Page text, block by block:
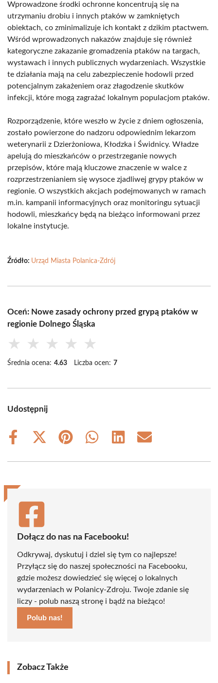
Wprowadzone środki ochronne koncentrują się na
utrzymaniu drobiu i innych ptaków w zamkniętych
obiektach, co zminimalizuje ich kontakt z dzikim ptactwem.
Wśród wprowadzonych nakazów znajduje się również
kategoryczne zakazanie gromadzenia ptaków na targach,
wystawach i innych publicznych wydarzeniach. Wszystkie
te działania mają na celu zabezpieczenie hodowli przed
potencjalnym zakażeniem oraz złagodzenie skutków
infekcji, które mogą zagrażać lokalnym populacjom ptaków.
Rozporządzenie, które weszło w życie z dniem ogłoszenia,
zostało powierzone do nadzoru odpowiednim lekarzom
weterynarii z Dzierżoniowa, Kłodzka i Świdnicy. Władze
apelują do mieszkańców o przestrzeganie nowych
przepisów, które mają kluczowe znaczenie w walce z
rozprzestrzenianiem się wysoce zjadliwej grypy ptaków w
regionie. O wszystkich akcjach podejmowanych w ramach
m.in. kampanii informacyjnych oraz monitoringu sytuacji
hodowli, mieszkańcy będą na bieżąco informowani przez
lokalne instytucje.
Źródło: Urząd Miasta Polanica-Zdrój
Oceń: Nowe zasady ochrony przed grypą ptaków w
regionie Dolnego Śląska
★ ★ ★ ★ ★
Średnia ocena: 4.63 Liczba ocen: 7
Udostępnij
Share
Share
(Twitter)
Share
Share
Share
Share
Dołącz do nas na Facebooku!
Odkrywaj, dyskutuj i dziel się tym co najlepsze!
Przyłącz się do naszej społeczności na Facebooku,
gdzie możesz dowiedzieć się więcej o lokalnych
wydarzeniach w Polanicy-Zdroju. Twoje zdanie się
liczy - polub naszą stronę i bądź na bieżąco!
Polub nas!
Zobacz Także